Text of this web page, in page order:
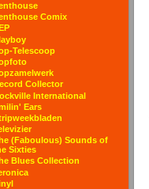
Comix
Telescoop
Collector
International
Ears
(Faboulous) Sounds of
Sixties
Blues Collection